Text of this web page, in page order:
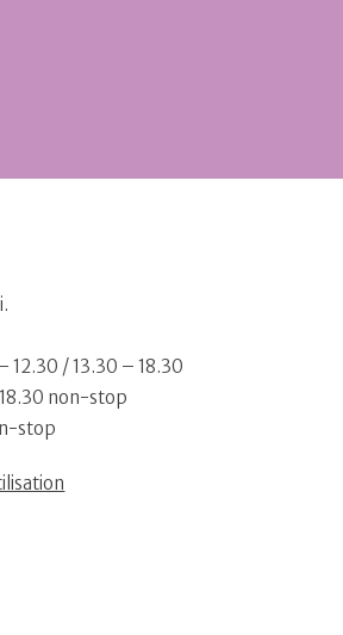
12.30 / 13.30 – 18.30
non-stop
stop